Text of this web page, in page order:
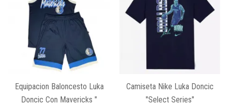
Equipacion Baloncesto Luka
Doncic Con Mavericks "
Camiseta Nike Luka Doncic
"Select Series"